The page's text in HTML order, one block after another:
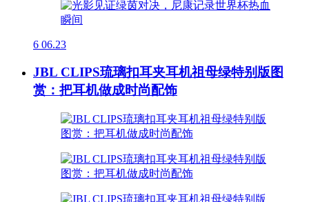
6 06.23
JBL CLIPS琉璃扣耳夹耳机祖母绿特别版图
赏：把耳机做成时尚配饰